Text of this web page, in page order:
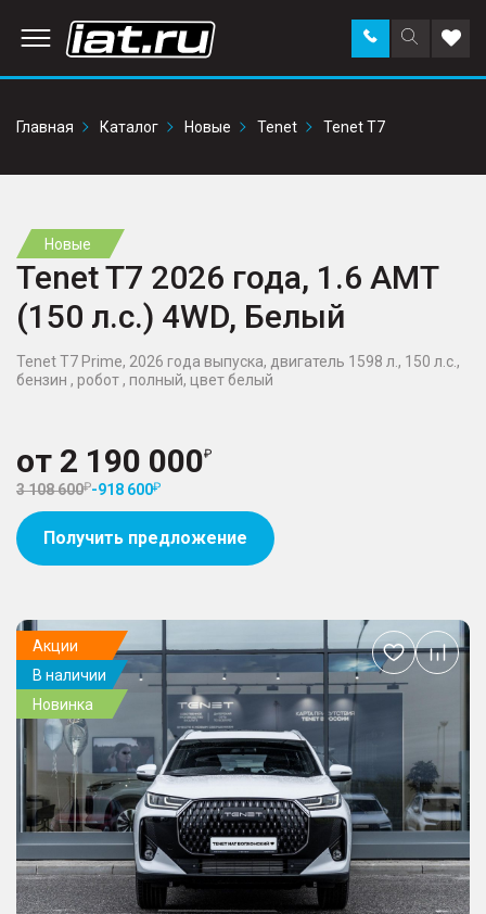
Поиск
по
Заказать
звонок в
Главная
Каталог Новые Tenet Tenet T7
Новые
Tenet T7 2026 года, 1.6 AMT
(150 л.с.) 4WD, Белый
Tenet T7 Prime, 2026 года выпуска, двигатель 1598 л., 150 л.с.,
бензин , робот , полный, цвет белый
от 2 190 000
3 108 600 -918 600
Получить предложение
Акции
В наличии
Новинка
Добавить
в
избранное